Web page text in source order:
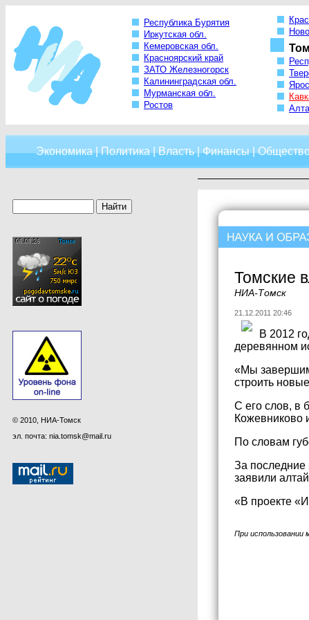
Республика Бурятия
Иркутская обл.
Кемеровская обл.
Красноярский край
ЗАТО Железногорск
Калининградская обл.
Мурманская обл.
Ростов
Экономика|Политика|Власть|Финансы|
© 2010, НИА-Томск
эл. почта: nia.tomsk@mail.ru
Томские
НИА-Томск
21.12.2011 20:46
В 2012
деревянном
«Мы завершим
строить
С его слов, в
Кожевниково
По словам
За последние
заявили
«В проекте
При использовании